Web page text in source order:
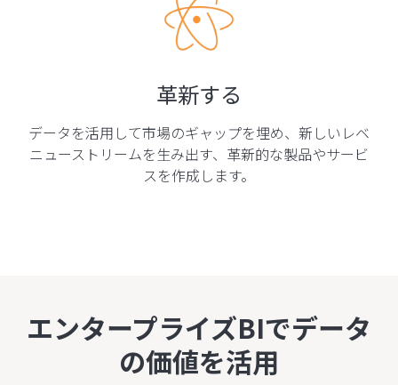
革新する
データを活用して市場のギャップを埋め、新しいレベ
ニューストリームを生み出す、革新的な製品やサービ
スを作成します。
エンタープライズBIでデータ
の価値を活用